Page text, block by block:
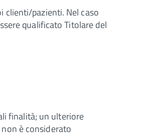
clienti/pazienti. Nel caso
qualificato Titolare del
finalità; un ulteriore
è considerato